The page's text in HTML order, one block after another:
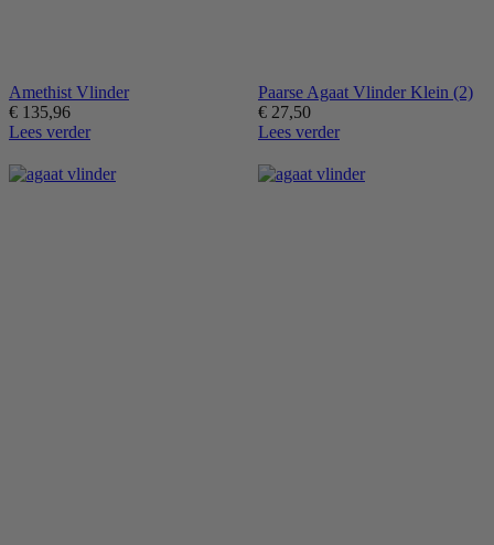
Amethist Vlinder
€ 135,96
Lees verder
Paarse Agaat Vlinder Klein (2)
€ 27,50
Lees verder